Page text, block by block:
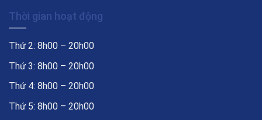
Thời gian hoạt động
Thứ 2: 8h00 – 20h00
Thứ 3: 8h00 – 20h00
Thứ 4: 8h00 – 20h00
Thứ 5: 8h00 – 20h00